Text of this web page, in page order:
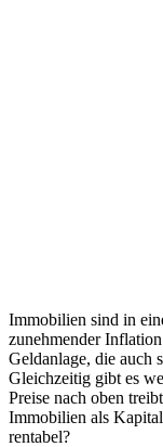
Immobilien sind in
zunehmender
Geldanlage, die auch
Gleichzeitig gibt es
Preise nach oben
Immobilien als
rentabel?